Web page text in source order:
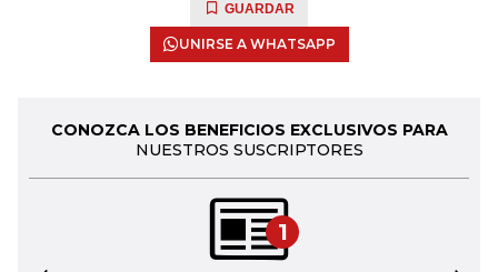
GUARDAR
UNIRSE A WHATSAPP
CONOZCA LOS BENEFICIOS EXCLUSIVOS PARA
NUESTROS SUSCRIPTORES
1